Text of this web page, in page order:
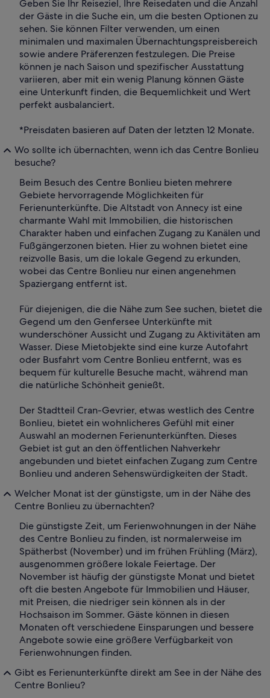
Geben Sie Ihr Reiseziel, Ihre Reisedaten und die Anzahl
der Gäste in die Suche ein, um die besten Optionen zu
sehen. Sie können Filter verwenden, um einen
minimalen und maximalen Übernachtungspreisbereich
sowie andere Präferenzen festzulegen. Die Preise
können je nach Saison und spezifischer Ausstattung
variieren, aber mit ein wenig Planung können Gäste
eine Unterkunft finden, die Bequemlichkeit und Wert
perfekt ausbalanciert.
*Preisdaten basieren auf Daten der letzten 12 Monate.
Wo sollte ich übernachten, wenn ich das Centre Bonlieu
besuche?
Beim Besuch des Centre Bonlieu bieten mehrere
Gebiete hervorragende Möglichkeiten für
Ferienunterkünfte. Die Altstadt von Annecy ist eine
charmante Wahl mit Immobilien, die historischen
Charakter haben und einfachen Zugang zu Kanälen und
Fußgängerzonen bieten. Hier zu wohnen bietet eine
reizvolle Basis, um die lokale Gegend zu erkunden,
wobei das Centre Bonlieu nur einen angenehmen
Spaziergang entfernt ist.
Für diejenigen, die die Nähe zum See suchen, bietet die
Gegend um den Genfersee Unterkünfte mit
wunderschöner Aussicht und Zugang zu Aktivitäten am
Wasser. Diese Mietobjekte sind eine kurze Autofahrt
oder Busfahrt vom Centre Bonlieu entfernt, was es
bequem für kulturelle Besuche macht, während man
die natürliche Schönheit genießt.
Der Stadtteil Cran-Gevrier, etwas westlich des Centre
Bonlieu, bietet ein wohnlicheres Gefühl mit einer
Auswahl an modernen Ferienunterkünften. Dieses
Gebiet ist gut an den öffentlichen Nahverkehr
angebunden und bietet einfachen Zugang zum Centre
Bonlieu und anderen Sehenswürdigkeiten der Stadt.
Welcher Monat ist der günstigste, um in der Nähe des
Centre Bonlieu zu übernachten?
Die günstigste Zeit, um Ferienwohnungen in der Nähe
des Centre Bonlieu zu finden, ist normalerweise im
Spätherbst (November) und im frühen Frühling (März),
ausgenommen größere lokale Feiertage. Der
November ist häufig der günstigste Monat und bietet
oft die besten Angebote für Immobilien und Häuser,
mit Preisen, die niedriger sein können als in der
Hochsaison im Sommer. Gäste können in diesen
Monaten oft verschiedene Einsparungen und bessere
Angebote sowie eine größere Verfügbarkeit von
Ferienwohnungen finden.
Gibt es Ferienunterkünfte direkt am See in der Nähe des
Centre Bonlieu?